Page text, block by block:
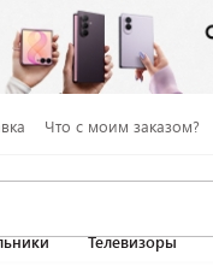
Что с моим заказом?
Телевизоры